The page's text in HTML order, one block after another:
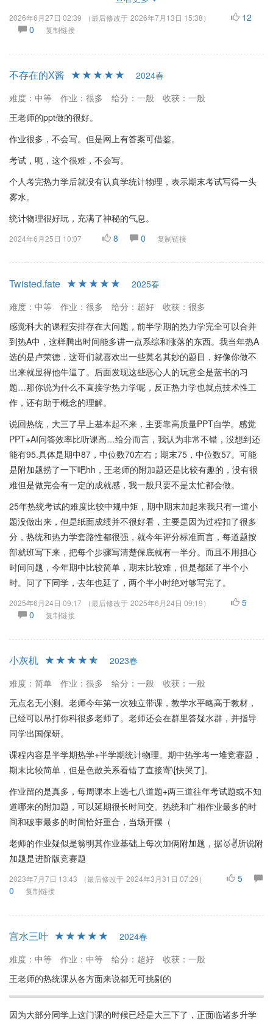
2026年6月27日 02:39 （最后修改于 2026年7月13日 15:38）
12
0
复制链接
不存在的X酱
2024春
难度：中等
作业：很多 给分：一般
收获：一般
王老师的ppt做的很好。
作业很多，不会写。但是网上有答案可借鉴。
考试，呃，这个很难，不会写。
个人考完热力学后就没有认真学统计物理，表示期末考试写得一头
雾水。
统计物理很好玩，充满了神秘的气息。
2024年6月25日 10:07 8 0 复制链接
Twisted.fate
2025春
难度：中等
作业：很多 给分：超好
收获：很多
感觉科大的课程安排存在大问题，前半学期的热力学完全可以合并
到热A中，这样腾出时间能多讲一点系综和涨落的东西。我当年热A
选的是卢荣德，这哥们就喜欢出一些莫名其妙的题目，好像你做不
出来就显得他牛逼了。后面发现这些恶心人的玩意全是蓝书的习
题…那你说为什么不直接学热力学呢，反正热力学也就点技术性工
作，还有助于概念的理解。
说回热统，大三了早上基本起不来，主要靠高质量PPT自学。感觉
PPT+AI问答效率比听课高…给分而言，我认为非常不错，没想到还
能有95.具体是期中87，中位数70左右；期末75，中位数57。可能
是附加题捞了一下吧hh，王老师的附加题还是比较有趣的，没有很
难但是做完会有一定的成就感，我一般只要不是太忙都会做。
25年热统考试的难度比较中规中矩，期中期末加起来我只有一道小
题没做出来，但是纸面成绩并不很好看，主要是因为过程扣了很多
分，热统和热力学套路性都很强，就今年评分标准而言，每道题按
部就班写下来，把每个步骤写清楚保底就有一半分。而且不用担心
时间问题，今年期中比较简单，期末比较难，但是都延了半个小
时。问了下同学，去年也延了，两个半小时绝对够写完了。
2025年6月24日 09:17 （最后修改于 2025年6月24日 09:19）
5
0
复制链接
小灰机
2023春
难度：简单
作业：很多 给分：一般
收获：一般
无点名无小测。老师今年第一次独立带课，教学水平略高于教材，
已经可以吊打你科很多老师了。老师还会在群里答疑水群，并指导
同学出国保研。
课程内容是半学期热学+半学期统计物理。期中热学考一堆竞赛题，
期末比较简单，但是色散关系看错了直接寄\[快哭了]。
作业留的是真多，每周课本上选七八道题+两三道往年考试题或不知
道哪来的附加题，可以延期很长时间交。热统和广相作业最多的时
间和破事最多的时间恰好重合，当场开摆（
老师的作业疑似是翁明其作业基础上每次加俩附加题，据🥇✌所说附
加题是进阶版竞赛题
2023年7月7日 13:43 （最后修改于 2024年3月31日 07:29）
5
0
复制链接
宫水三叶
2024春
难度：中等
作业：中等 给分：超好
收获：一般
王老师的热统课从各方面来说都无可挑剔的
因为大部分同学上这门课的时候已经是大三下了，正面临诸多升学